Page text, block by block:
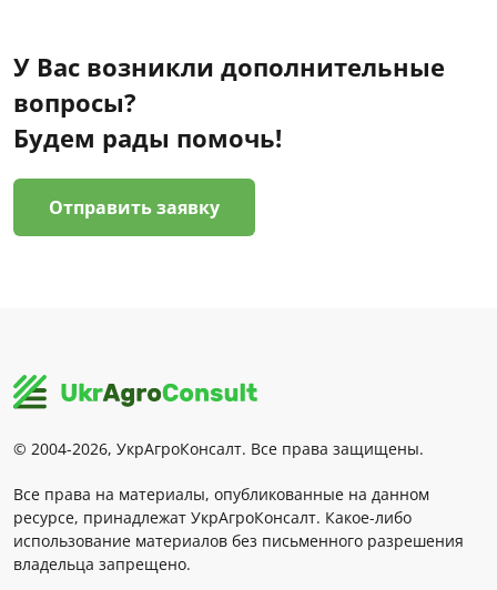
У Вас возникли дополнительные
вопросы?
Будем рады помочь!
Отправить заявку
© 2004-2026, УкрАгроКонсалт. Все права защищены.
Все права на материалы, опубликованные на данном
ресурсе, принадлежат УкрАгроКонсалт. Какое-либо
использование материалов без письменного разрешения
владельца запрещено.